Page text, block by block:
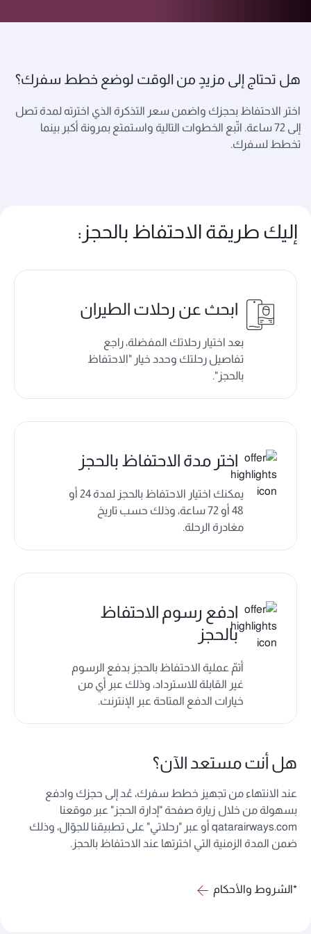
هل تحتاج إلى مزيدٍ من الوقت لوضع خطط سفرك؟
اختر الاحتفاظ بحجزك واضمن سعر التذكرة الذي اخترته لمدة تصل
إلى 72 ساعة. اتّبع الخطوات التالية واستمتع بمرونة أكبر بينما
تخطط لسفرك.
إليك طريقة الاحتفاظ بالحجز:
ابحث عن رحلات الطيران
بعد اختيار رحلاتك المفضلة، راجع
تفاصيل رحلتك وحدد خيار "الاحتفاظ
بالحجز".
اختر مدة الاحتفاظ بالحجز
يمكنك اختيار الاحتفاظ بالحجز لمدة 24 أو
48 أو 72 ساعة، وذلك حسب تاريخ
مغادرة الرحلة.
ادفع رسوم الاحتفاظ
بالحجز
أتمّ عملية الاحتفاظ بالحجز بدفع الرسوم
غير القابلة للاسترداد، وذلك عبر أي من
خيارات الدفع المتاحة عبر الإنترنت.
هل أنت مستعد الآن؟
عند الانتهاء من تجهيز خطط سفرك، عُد إلى حجزك وادفع
بسهولة من خلال زيارة صفحة "إدارة الحجز" عبر موقعنا
qatarairways.com أو عبر "رحلاتي" على تطبيقنا للجوّال، وذلك
ضمن المدة الزمنية التي اخترتها عند الاحتفاظ بالحجز.
*الشروط والأحكام